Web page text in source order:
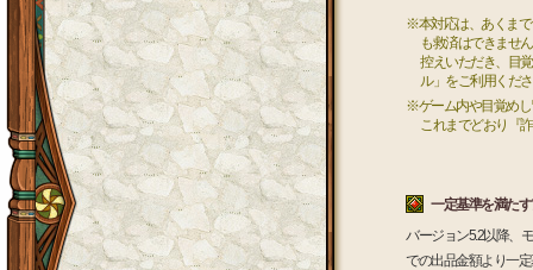
※本対応は、あくまで
も救済はできませ
控えいただき、目
ル」をご利用くだ
※ゲーム内や目覚めし
これまでどおり『
一定基準を満た
バージョン5.2以降、
での出品金額より一